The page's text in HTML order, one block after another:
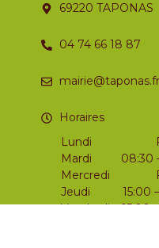
69220 TAPONAS
04 74 66 18 87
mairie@taponas.fr
Horaires
Lundi
Mardi
Mercredi
Jeudi
Vendredi
08:30
15:00
15:00